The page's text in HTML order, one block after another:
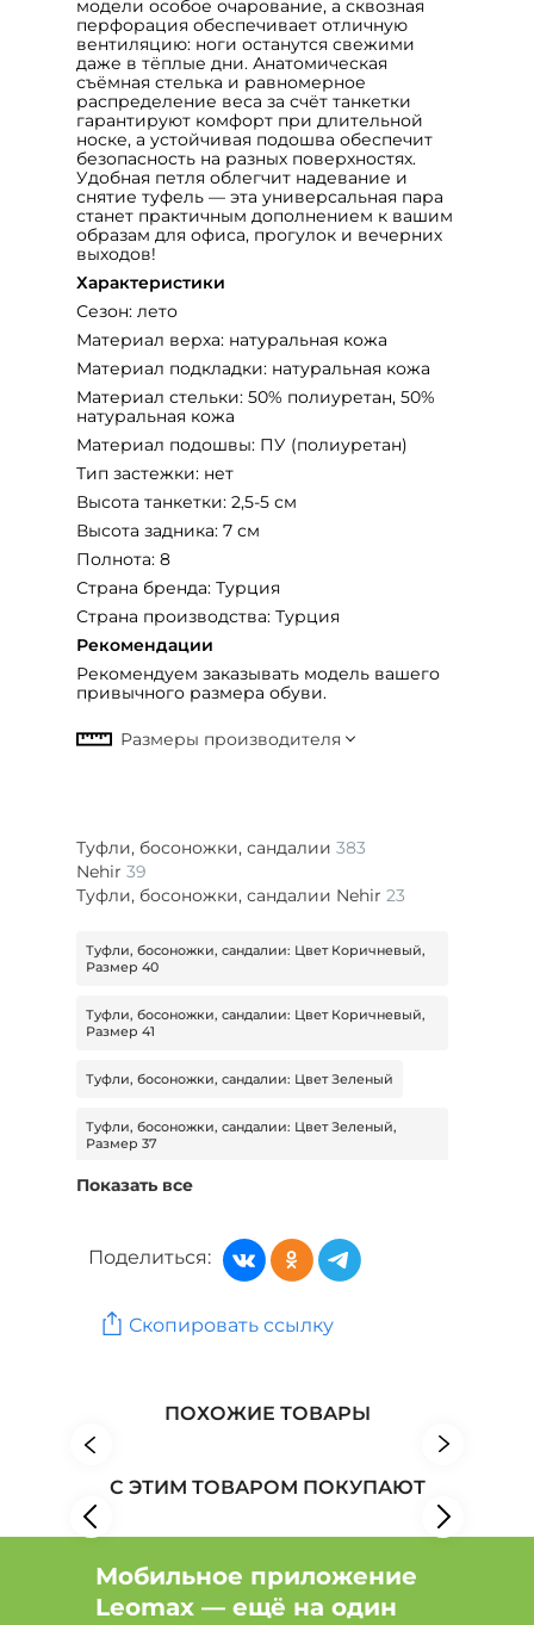
модели особое очарование, а сквозная
перфорация обеспечивает отличную
вентиляцию: ноги останутся свежими
даже в тёплые дни. Анатомическая
съёмная стелька и равномерное
распределение веса за счёт танкетки
гарантируют комфорт при длительной
носке, а устойчивая подошва обеспечит
безопасность на разных поверхностях.
Удобная петля облегчит надевание и
снятие туфель — эта универсальная пара
станет практичным дополнением к вашим
образам для офиса, прогулок и вечерних
выходов!
Характеристики
Сезон: лето
Материал верха: натуральная кожа
Материал подкладки: натуральная кожа
Материал стельки: 50% полиуретан, 50%
натуральная кожа
Материал подошвы: ПУ (полиуретан)
Тип застежки: нет
Высота танкетки: 2,5-5 см
Высота задника: 7 см
Полнота: 8
Страна бренда: Турция
Страна производства: Турция
Рекомендации
Рекомендуем заказывать модель вашего
привычного размера обуви.
Туфли, босоножки, сандалии 383
Nehir 39
Туфли, босоножки, сандалии Nehir 23
Туфли, босоножки, сандалии: Цвет Коричневый,
Размер 40
Туфли, босоножки, сандалии: Цвет Коричневый,
Размер 41
Туфли, босоножки, сандалии: Цвет Зеленый
Туфли, босоножки, сандалии: Цвет Зеленый,
Размер 37
Туфли, босоножки, сандалии: Цвет Бордовый
Туфли, босоножки, сандалии: Цвет Бордовый,
Размер 37
Показать все
Поделиться:
Скопировать ссылку
ПОХОЖИЕ ТОВАРЫ
С ЭТИМ ТОВАРОМ ПОКУПАЮТ
Мобильное приложение
Leomax — ещё на один